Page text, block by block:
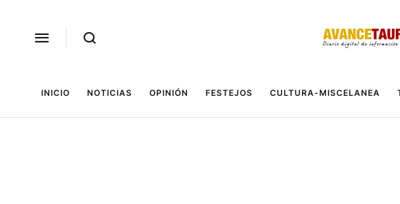
INICIO NOTICIAS OPINIÓN FESTEJOS CULTURA-MISCELANEA